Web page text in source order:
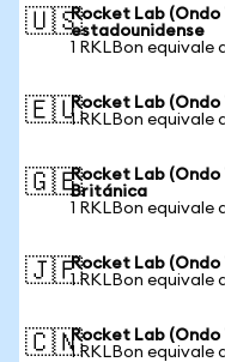
🇺🇸Rocket Lab (Ondo
estadounidense
1 RKLBon equivale
🇪🇺Rocket Lab (Ondo
1 RKLBon equivale
🇬🇧Rocket Lab
Británica
1 RKLBon equivale
🇯🇵Rocket Lab (Ondo
1 RKLBon equivale
🇨🇳Rocket Lab (Ondo
1 RKLBon equivale